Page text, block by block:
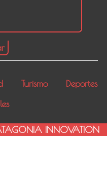
Turismo
Deportes
INNOVATION